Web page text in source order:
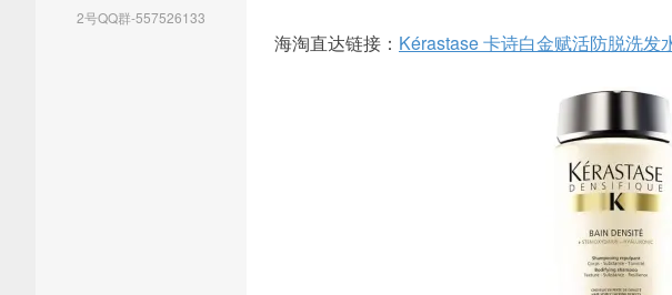
2号QQ群-557526133
海淘直达链接： Kérastase 卡诗白金赋活防脱洗发